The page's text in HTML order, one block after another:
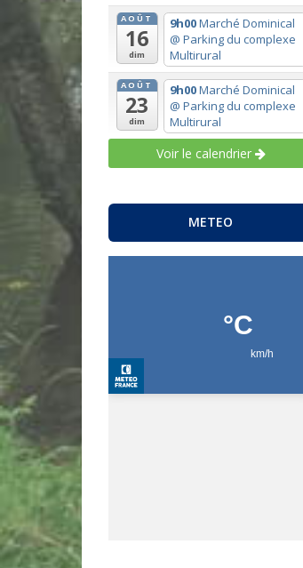
AOÛT
16
dim
9h00Marché Dominical
@ Parking du complexe
Multirural
AOÛT
23
dim
9h00Marché Dominical
@ Parking du complexe
Multirural
Voir le calendrier
METEO